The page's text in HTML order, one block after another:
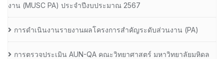
งาน (MUSC PA) ประจำปีงบประมาณ 2567
การดำเนินงานรายงานผลโครงการสำคัญระดับส่วนงาน (PA)
การตรวจประเมิน AUN-QA คณะวิทยาศาสตร์ มหาวิทยาลัยมหิดล